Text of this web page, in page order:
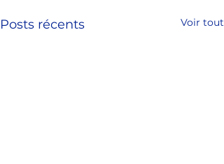
Posts récents Voir tout